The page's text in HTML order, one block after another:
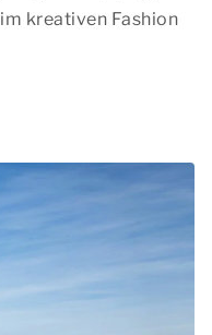
kreativen Fashion